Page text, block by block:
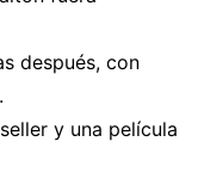
después, con
y una película